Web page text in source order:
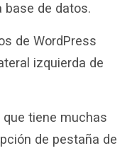
base de datos.
de WordPress
izquierda de
que tiene muchas
de pestaña de